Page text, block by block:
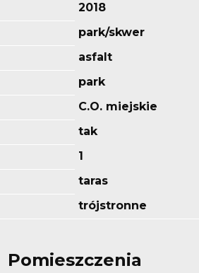
2018
park/skwer
asfalt
park
C.O. miejskie
tak
1
taras
trójstronne
Pomieszczenia